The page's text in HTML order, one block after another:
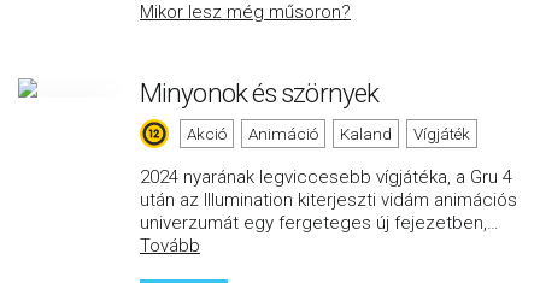
Mikor lesz még műsoron?
Minyonok és szörnyek
Akció Animáció Kaland Vígjáték
2024 nyarának legviccesebb vígjátéka, a Gru 4
után az Illumination kiterjeszti vidám animációs
univerzumát egy fergeteges új fejezetben,…
Tovább